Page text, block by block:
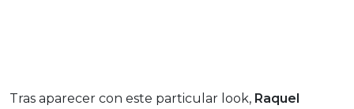
Tras aparecer con este particular look, Raquel